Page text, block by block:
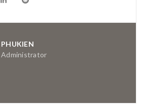
PHUKIEN
Administrator